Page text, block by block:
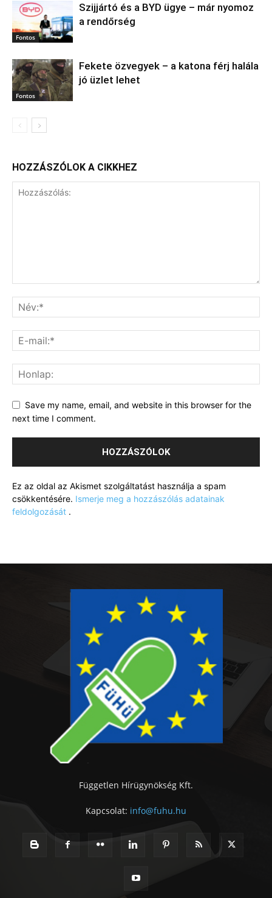
Fontos
Szijjártó és a BYD ügye – már nyomoz
a rendőrség
Fontos
Fekete özvegyek – a katona férj halála
jó üzlet lehet
HOZZÁSZÓLOK A CIKKHEZ
Save my name, email, and website in this browser for the
next time I comment.
Ez az oldal az Akismet szolgáltatást használja a spam
csökkentésére. Ismerje meg a hozzászólás adatainak
feldolgozását .
Független Hírügynökség Kft.
Kapcsolat: info@fuhu.hu